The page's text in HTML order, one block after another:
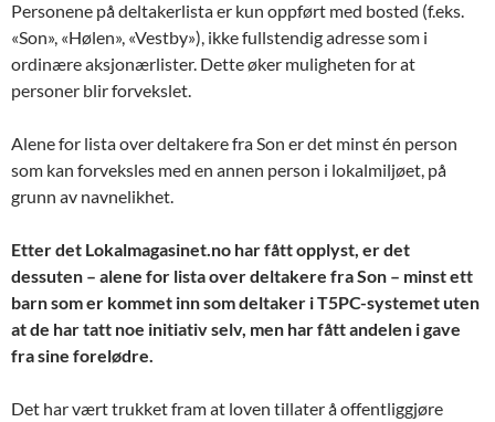
Personene på deltakerlista er kun oppført med bosted (f.eks.
«Son», «Hølen», «Vestby»), ikke fullstendig adresse som i
ordinære aksjonærlister. Dette øker muligheten for at
personer blir forvekslet.
Alene for lista over deltakere fra Son er det minst én person
som kan forveksles med en annen person i lokalmiljøet, på
grunn av navnelikhet.
Etter det Lokalmagasinet.no har fått opplyst, er det
dessuten – alene for lista over deltakere fra Son – minst ett
barn som er kommet inn som deltaker i T5PC-systemet uten
at de har tatt noe initiativ selv, men har fått andelen i gave
fra sine forelødre.
Det har vært trukket fram at loven tillater å offentliggjøre